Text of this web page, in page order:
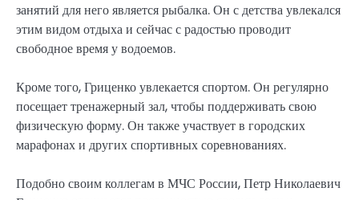
занятий для него является рыбалка. Он с детства увлекался
этим видом отдыха и сейчас с радостью проводит
свободное время у водоемов.
Кроме того, Гриценко увлекается спортом. Он регулярно
посещает тренажерный зал, чтобы поддерживать свою
физическую форму. Он также участвует в городских
марафонах и других спортивных соревнованиях.
Подобно своим коллегам в МЧС России, Петр Николаевич